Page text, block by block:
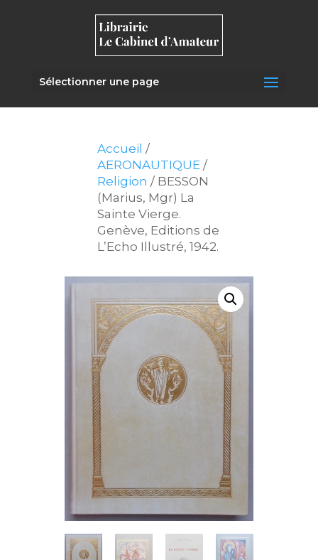
Sélectionner une page
Accueil /
AERONAUTIQUE/
Religion / BESSON
(Marius, Mgr) La
Sainte Vierge.
Genève, Editions de
L’Echo Illustré, 1942.